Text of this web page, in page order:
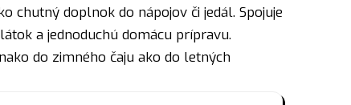
chutný doplnok do nápojov či jedál. Spojuje
a jednoduchú domácu prípravu.
do zimného čaju ako do letných